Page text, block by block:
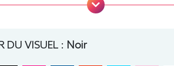
of the loom
DU VISUEL : Noir